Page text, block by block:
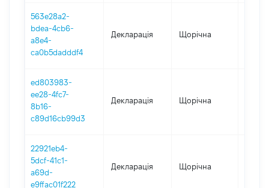
563e28a2-
bdea-4cb6-
a8e4-
ca0b5dadddf4
Декларація Щорічна
ed803983-
ee28-4fc7-
8b16-
c89d16cb99d3
Декларація Щорічна
22921eb4-
5dcf-41c1-
a69d-
e9ffac01f222
Декларація Щорічна